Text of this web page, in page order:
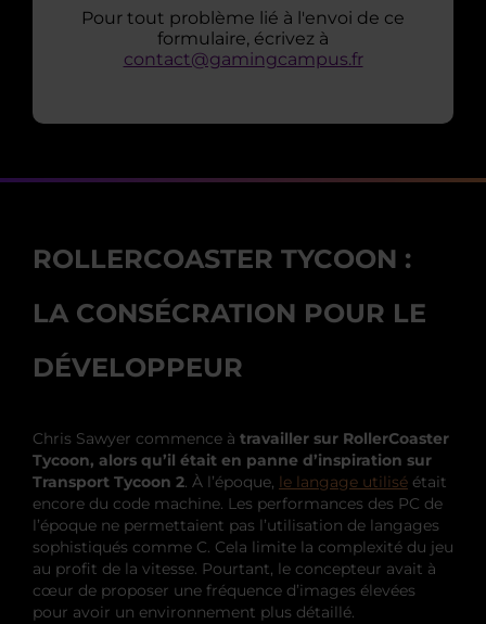
Pour tout problème lié à l'envoi de ce
formulaire, écrivez à
contact@gamingcampus.fr
ROLLERCOASTER TYCOON :
LA CONSÉCRATION POUR LE
DÉVELOPPEUR
Chris Sawyer commence à travailler sur RollerCoaster
Tycoon, alors qu’il était en panne d’inspiration sur
Transport Tycoon 2. À l’époque, le langage utilisé était
encore du code machine. Les performances des PC de
l’époque ne permettaient pas l’utilisation de langages
sophistiqués comme C. Cela limite la complexité du jeu
au profit de la vitesse. Pourtant, le concepteur avait à
cœur de proposer une fréquence d’images élevées
pour avoir un environnement plus détaillé.